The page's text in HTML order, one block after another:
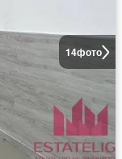
14фото